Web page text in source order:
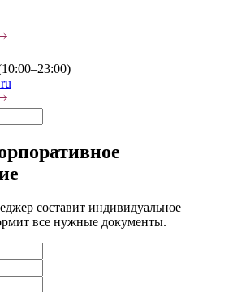
составит индивидуальное
все нужные документы.